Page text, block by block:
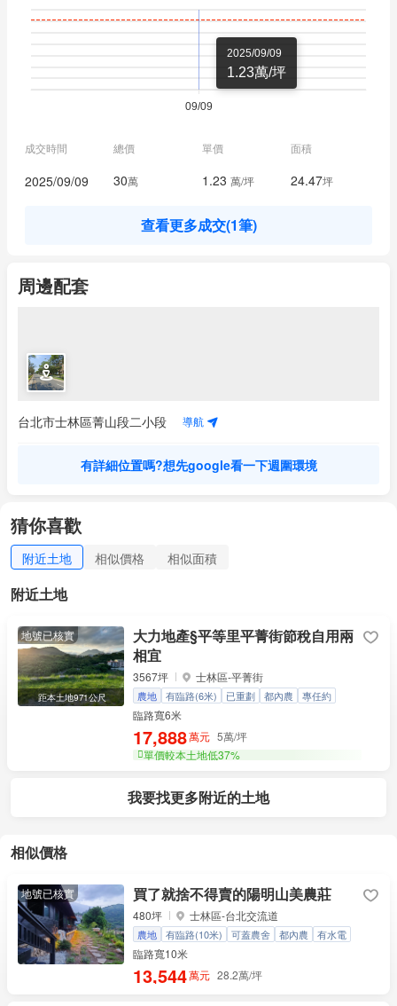
2025/09/09
1.23萬/坪
成交時間 總價 單價 面積
2025/09/09 30萬 1.23 萬/坪 24.47坪
查看更多成交(1筆)
周邊配套
台北市士林區菁山段二小段 導航
有詳細位置嗎?想先google看一下週圍環境
猜你喜歡
附近土地 相似價格 相似面積
附近土地
地號已核實
距本土地971公尺
大力地產§平等里平菁街節稅自用兩
相宜
3567坪 士林區-平菁街
農地 有臨路(6米) 已重劃 都內農 專任約
臨路寬6米
17,888萬元 5萬/坪
單價較本土地低37%
我要找更多附近的土地
相似價格
地號已核實 買了就捨不得賣的陽明山美農莊
480坪 士林區-台北交流道
農地 有臨路(10米) 可蓋農舍 都內農
有水電
買地送屋
臨路寬10米
13,544萬元 28.2萬/坪